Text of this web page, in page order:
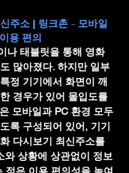
주소 | 링크촌 - 모바일
용 편의
나 태블릿을 통해 영화
많아졌다. 하지만 일부
정 기기에서 화면이 깨
경우가 있어 몰입도를
모바일과 PC 환경 모두
록 구성되어 있어, 기기
다시보기 최신주소를
와 상황에 상관없이 정보
점은 이용 편의성을 높여